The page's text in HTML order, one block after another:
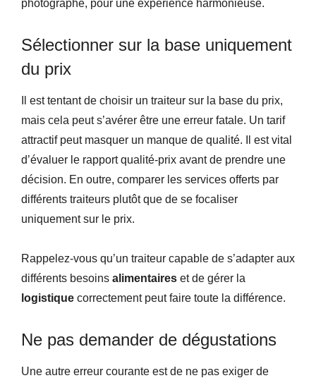
photographe, pour une expérience harmonieuse.
Sélectionner sur la base uniquement
du prix
Il est tentant de choisir un traiteur sur la base du prix,
mais cela peut s’avérer être une erreur fatale. Un tarif
attractif peut masquer un manque de qualité. Il est vital
d’évaluer le rapport qualité-prix avant de prendre une
décision. En outre, comparer les services offerts par
différents traiteurs plutôt que de se focaliser
uniquement sur le prix.
Rappelez-vous qu’un traiteur capable de s’adapter aux
différents besoins alimentaires et de gérer la
logistique correctement peut faire toute la différence.
Ne pas demander de dégustations
Une autre erreur courante est de ne pas exiger de